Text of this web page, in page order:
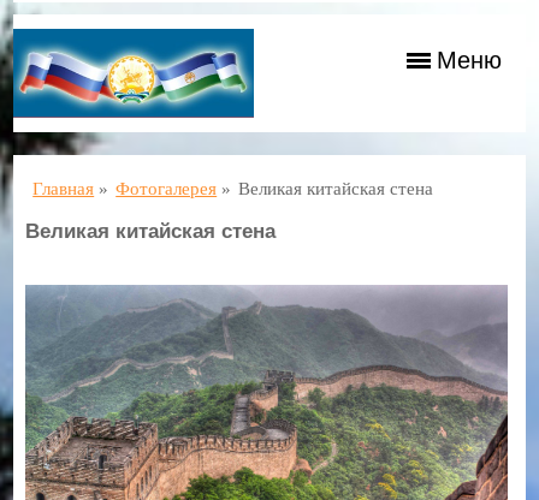
Меню
Главная » Фотогалерея » Великая китайская стена
Великая китайская стена